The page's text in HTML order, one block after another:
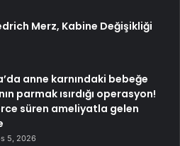
Merz, Kabine Değişikliği
anne karnındaki bebeğe
parmak ısırdığı operasyon!
süren ameliyatla gelen
5, 2026